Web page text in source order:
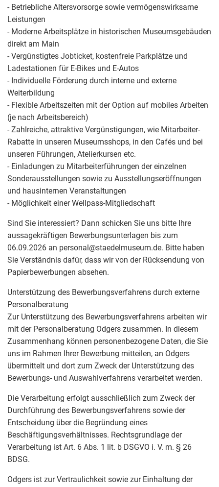
- Betriebliche Altersvorsorge sowie vermögenswirksame
Leistungen
- Moderne Arbeitsplätze in historischen Museumsgebäuden
direkt am Main
- Vergünstigtes Jobticket, kostenfreie Parkplätze und
Ladestationen für E-Bikes und E-Autos
- Individuelle Förderung durch interne und externe
Weiterbildung
- Flexible Arbeitszeiten mit der Option auf mobiles Arbeiten
(je nach Arbeitsbereich)
- Zahlreiche, attraktive Vergünstigungen, wie Mitarbeiter-
Rabatte in unseren Museumsshops, in den Cafés und bei
unseren Führungen, Atelierkursen etc.
- Einladungen zu Mitarbeiterführungen der einzelnen
Sonderausstellungen sowie zu Ausstellungseröffnungen
und hausinternen Veranstaltungen
- Möglichkeit einer Wellpass-Mitgliedschaft
Sind Sie interessiert? Dann schicken Sie uns bitte Ihre
aussagekräftigen Bewerbungsunterlagen bis zum
06.09.2026 an personal@staedelmuseum.de. Bitte haben
Sie Verständnis dafür, dass wir von der Rücksendung von
Papierbewerbungen absehen.
Unterstützung des Bewerbungsverfahrens durch externe
Personalberatung
Zur Unterstützung des Bewerbungsverfahrens arbeiten wir
mit der Personalberatung Odgers zusammen. In diesem
Zusammenhang können personenbezogene Daten, die Sie
uns im Rahmen Ihrer Bewerbung mitteilen, an Odgers
übermittelt und dort zum Zweck der Unterstützung des
Bewerbungs- und Auswahlverfahrens verarbeitet werden.
Die Verarbeitung erfolgt ausschließlich zum Zweck der
Durchführung des Bewerbungsverfahrens sowie der
Entscheidung über die Begründung eines
Beschäftigungsverhältnisses. Rechtsgrundlage der
Verarbeitung ist Art. 6 Abs. 1 lit. b DSGVO i. V. m. § 26
BDSG.
Odgers ist zur Vertraulichkeit sowie zur Einhaltung der